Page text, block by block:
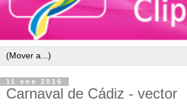
11 ene 2016
Carnaval de Cádiz - vector